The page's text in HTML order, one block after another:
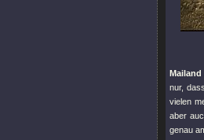
nur,
vielen
aber
genau